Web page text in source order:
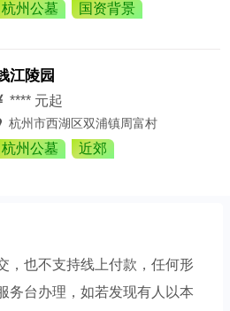
杭州公墓 国资背景
江陵园
****元起
杭州市西湖区双浦镇周富村
杭州公墓 近郊
，也不支持线上付款，任何形
务台办理，如若发现有人以本